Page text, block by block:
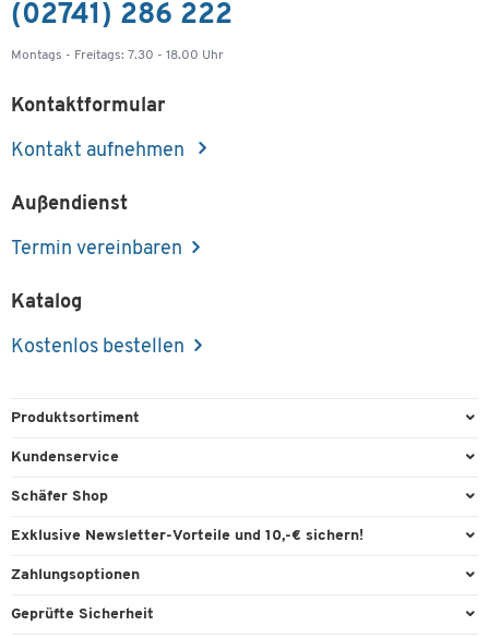
(02741) 286 222
Montags - Freitags: 7.30 - 18.00 Uhr
Kontaktformular
Kontakt aufnehmen
Außendienst
Termin vereinbaren
Katalog
Kostenlos bestellen
Produktsortiment
Büroausstattung
Reinigung & Hygiene
Technik
Kundenservice
Direktbestellung
Kontaktformulare
Lieferinformationen
Schäfer Shop
Services & Leistungen
Workplace Solutions
Exklusive Newsletter-Vorteile und 10,-€ sichern!
Willkommensgutschein
Zahlungsoptionen
Paypal
Geprüfte Sicherheit